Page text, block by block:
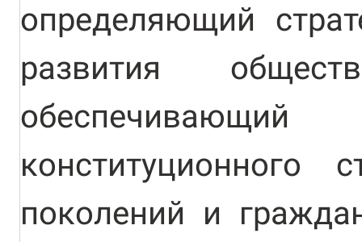
определяющий
развития
конституционного
поколений и